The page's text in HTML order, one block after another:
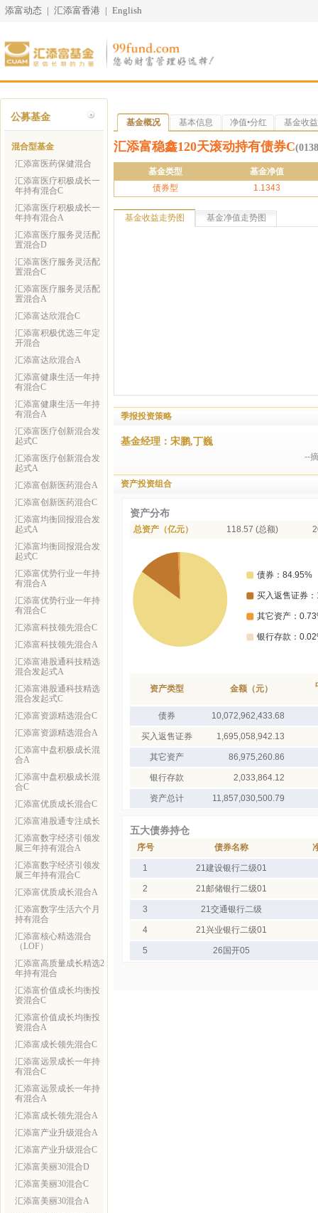
添富动态 | 汇添富香港 | English
公募基金
混合型基金
汇添富医药保健混合
汇添富医疗积极成长一
年持有混合C
汇添富医疗积极成长一
年持有混合A
汇添富医疗服务灵活配
置混合D
汇添富医疗服务灵活配
置混合C
汇添富医疗服务灵活配
置混合A
汇添富达欣混合C
汇添富积极优选三年定
开混合
汇添富达欣混合A
汇添富健康生活一年持
有混合C
汇添富健康生活一年持
有混合A
汇添富医疗创新混合发
起式C
汇添富医疗创新混合发
起式A
汇添富创新医药混合A
汇添富创新医药混合C
汇添富均衡回报混合发
起式A
汇添富均衡回报混合发
起式C
汇添富优势行业一年持
有混合A
汇添富优势行业一年持
有混合C
汇添富科技领先混合C
汇添富科技领先混合A
汇添富港股通科技精选
混合发起式A
汇添富港股通科技精选
混合发起式C
汇添富资源精选混合C
汇添富资源精选混合A
汇添富中盘积极成长混
合A
汇添富中盘积极成长混
合C
汇添富优质成长混合C
汇添富港股通专注成长
汇添富数字经济引领发
展三年持有混合A
汇添富数字经济引领发
展三年持有混合C
汇添富优质成长混合A
汇添富数字生活六个月
持有混合
汇添富核心精选混合
（LOF）
汇添富高质量成长精选2
年持有混合
汇添富价值成长均衡投
资混合C
汇添富价值成长均衡投
资混合A
汇添富成长领先混合C
汇添富远景成长一年持
有混合C
汇添富远景成长一年持
有混合A
汇添富成长领先混合A
汇添富产业升级混合A
汇添富产业升级混合C
汇添富美丽30混合D
汇添富美丽30混合C
汇添富美丽30混合A
基金概况 基本信息 净值•分红 基金收益
汇添富稳鑫120天滚动持有债券C
基金类型
基金净值
债券型
1.1343
基金收益走势图 基金净值走势图
季报投资策略
基金经理：宋鹏,丁巍
--
资产投资组合
资产分布
总资产（亿元） 118.57 (总额)
资产类型 金额（元）
债券 10,072,962,433.68
买入返售证券 1,695,058,942.13
其它资产 86,975,260.86
银行存款 2,033,864.12
资产总计 11,857,030,500.79
五大债券持仓
序号 债券名称
1 21建设银行二级01
2 21邮储银行二级01
3 21交通银行二级
4 21兴业银行二级01
5 26国开05